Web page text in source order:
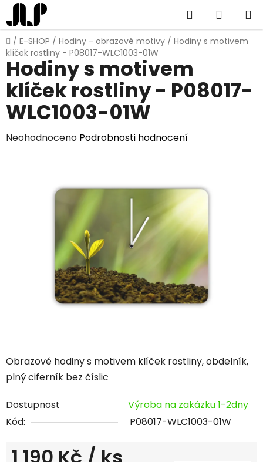
Přejít
na
obsah
Hledat
KOŠÍK
Domů
/ E-SHOP / Hodiny - obrazové motivy / Hodiny s motivem
klíček rostliny - P08017-WLC1003-01W
Obrazové hodiny s motivem klíček rostliny, obdelník,
plný ciferník bez číslic
Dostupnost
Výroba na zakázku 1-2dny
Kód:
P08017-WLC1003-01W
Hodiny s motivem
klíček rostliny - P08017-
WLC1003-01W
Průměrné
Neohodnoceno Podrobnosti hodnocení